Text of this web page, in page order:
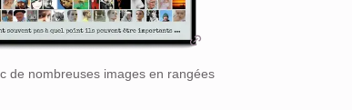
de nombreuses images en rangées